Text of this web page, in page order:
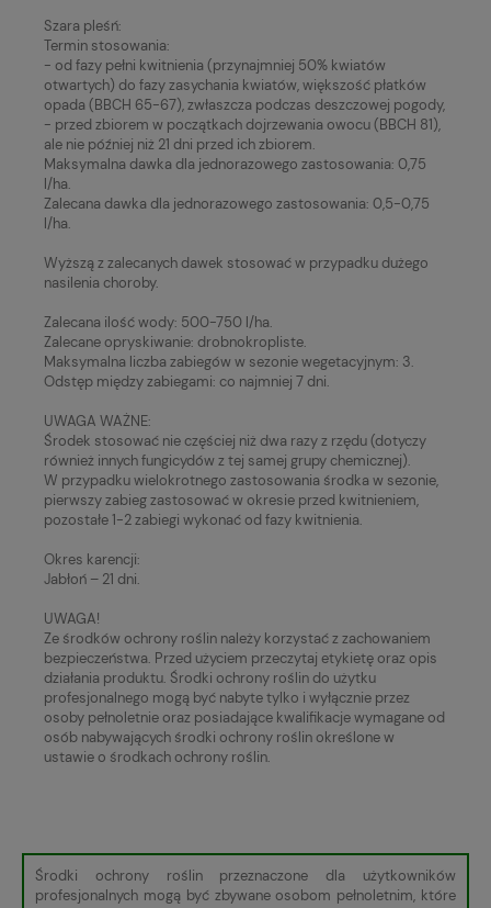
Szara pleśń:
Termin stosowania:
- od fazy pełni kwitnienia (przynajmniej 50% kwiatów
otwartych) do fazy zasychania kwiatów, większość płatków
opada (BBCH 65-67), zwłaszcza podczas deszczowej pogody,
- przed zbiorem w początkach dojrzewania owocu (BBCH 81),
ale nie później niż 21 dni przed ich zbiorem.
Maksymalna dawka dla jednorazowego zastosowania: 0,75
l/ha.
Zalecana dawka dla jednorazowego zastosowania: 0,5-0,75
l/ha.
Wyższą z zalecanych dawek stosować w przypadku dużego
nasilenia choroby.
Zalecana ilość wody: 500-750 l/ha.
Zalecane opryskiwanie: drobnokropliste.
Maksymalna liczba zabiegów w sezonie wegetacyjnym: 3.
Odstęp między zabiegami: co najmniej 7 dni.
UWAGA WAŻNE:
Środek stosować nie częściej niż dwa razy z rzędu (dotyczy
również innych fungicydów z tej samej grupy chemicznej).
W przypadku wielokrotnego zastosowania środka w sezonie,
pierwszy zabieg zastosować w okresie przed kwitnieniem,
pozostałe 1-2 zabiegi wykonać od fazy kwitnienia.
Okres karencji:
Jabłoń – 21 dni.
UWAGA!
Ze środków ochrony roślin należy korzystać z zachowaniem
bezpieczeństwa. Przed użyciem przeczytaj etykietę oraz opis
działania produktu. Środki ochrony roślin do użytku
profesjonalnego mogą być nabyte tylko i wyłącznie przez
osoby pełnoletnie oraz posiadające kwalifikacje wymagane od
osób nabywających środki ochrony roślin określone w
ustawie o środkach ochrony roślin.
Środki ochrony roślin przeznaczone dla użytkowników
profesjonalnych mogą być zbywane osobom pełnoletnim, które